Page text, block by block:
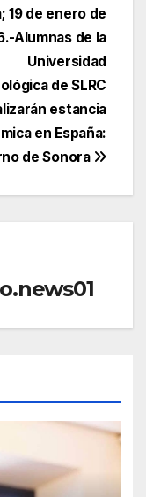
19 de enero de
Alumnas de la
Universidad
de SLRC
estancia
en España:
de Sonora